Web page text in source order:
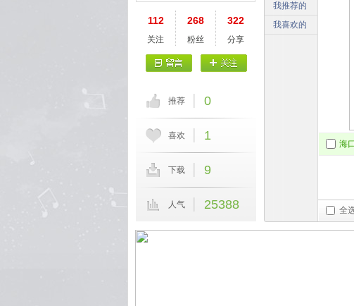
我推荐的
我喜欢的
全
112
关注
268
粉丝
322
分享
推荐 0
喜欢 1
下载 9
人气 25388